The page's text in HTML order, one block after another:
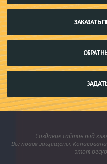
ЗАКАЗАТЬ
Создание сайтов под
Все права защищены.
этот